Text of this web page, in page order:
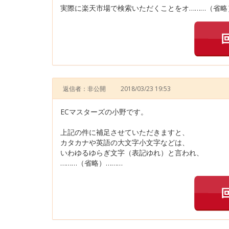
実際に楽天市場で検索いただくことをオ………（省
返信者：非公開 2018/03/23 19:53
ECマスターズの小野です。
上記の件に補足させていただきますと、
カタカナや英語の大文字小文字などは、
いわゆるゆらぎ文字（表記ゆれ）と言われ、
………（省略）………